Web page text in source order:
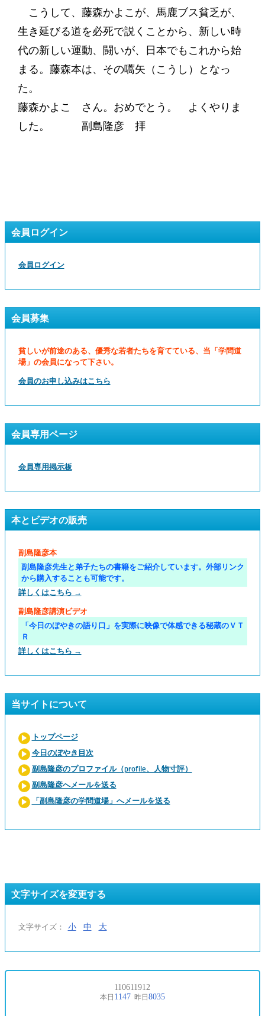
こうして、藤森かよこが、馬鹿ブス貧乏が、
生き延びる道を必死で説くことから、新しい時
代の新しい運動、闘いが、日本でもこれから始
まる。藤森本は、その嚆矢（こうし）となっ
た。
藤森かよこ さん。おめでとう。 よくやりま
した。 副島隆彦 拝
会員ログイン
会員ログイン
会員募集
貧しいが前途のある、優秀な若者たちを育てている、当「学問道
場」の会員になって下さい。
会員のお申し込みはこちら
会員専用ページ
会員専用掲示板
本とビデオの販売
副島隆彦本
副島隆彦先生と弟子たちの書籍をご紹介しています。外部リンク
から購入することも可能です。
詳しくはこちら →
副島隆彦講演ビデオ
「今日のぼやきの語り口」を実際に映像で体感できる秘蔵のＶＴ
Ｒ
詳しくはこちら →
当サイトについて
トップページ
今日のぼやき目次
副島隆彦のプロファイル（profile、人物寸評）
副島隆彦へメールを送る
「副島隆彦の学問道場」へメールを送る
文字サイズを変更する
文字サイズ： 小 中 大